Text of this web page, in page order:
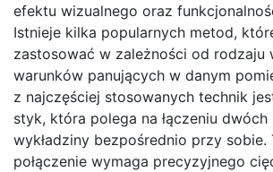
efektu wizualnego oraz
Istnieje kilka popularnych metod,
zastosować w zależności od rodzaju
warunków panujących w danym
z najczęściej stosowanych technik
styk, która polega na łączeniu dwóch
wykładziny bezpośrednio przy sobie.
połączenie wymaga precyzyjnego